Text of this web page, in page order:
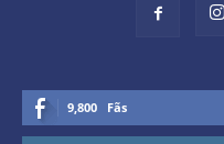
9,800 Fãs